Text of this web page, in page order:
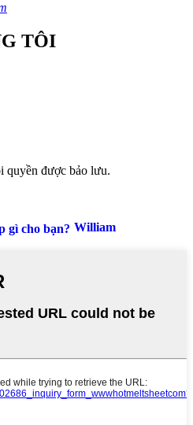
TÔI
được bảo lưu.
William